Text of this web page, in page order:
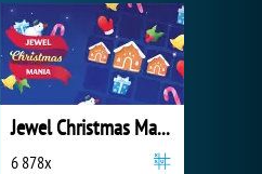
Jewel Christmas Mania
6 878x